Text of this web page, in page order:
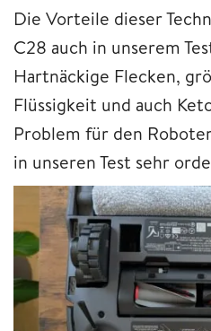
Die Vorteile dieser
C28 auch in unserem
Hartnäckige Flecken,
Flüssigkeit und auch
Problem für den
in unseren Test sehr